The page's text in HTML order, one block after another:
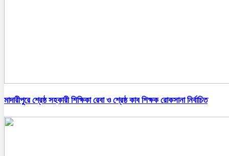
মাদারীপুরে শ্রেষ্ঠ সহকারী শিক্ষিকা রেবা ও শ্রেষ্ঠ কাব শিক্ষক রোকসানা নির্বাচিত